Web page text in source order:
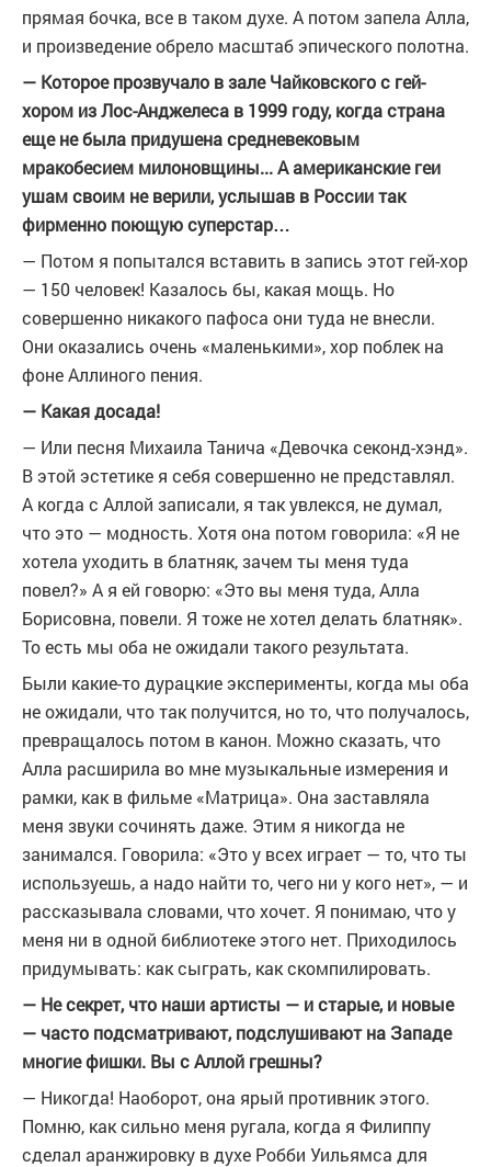
прямая бочка, все в таком духе. А потом запела Алла,
и произведение обрело масштаб эпического полотна.
— Которое прозвучало в зале Чайковского с гей-
хором из Лос-Анджелеса в 1999 году, когда страна
еще не была придушена средневековым
мракобесием милоновщины... А американские геи
ушам своим не верили, услышав в России так
фирменно поющую суперстар…
— Потом я попытался вставить в запись этот гей-хор
— 150 человек! Казалось бы, какая мощь. Но
совершенно никакого пафоса они туда не внесли.
Они оказались очень «маленькими», хор поблек на
фоне Аллиного пения.
— Какая досада!
— Или песня Михаила Танича «Девочка секонд-хэнд».
В этой эстетике я себя совершенно не представлял.
А когда с Аллой записали, я так увлекся, не думал,
что это — модность. Хотя она потом говорила: «Я не
хотела уходить в блатняк, зачем ты меня туда
повел?» А я ей говорю: «Это вы меня туда, Алла
Борисовна, повели. Я тоже не хотел делать блатняк».
То есть мы оба не ожидали такого результата.
Были какие-то дурацкие эксперименты, когда мы оба
не ожидали, что так получится, но то, что получалось,
превращалось потом в канон. Можно сказать, что
Алла расширила во мне музыкальные измерения и
рамки, как в фильме «Матрица». Она заставляла
меня звуки сочинять даже. Этим я никогда не
занимался. Говорила: «Это у всех играет — то, что ты
используешь, а надо найти то, чего ни у кого нет», — и
рассказывала словами, что хочет. Я понимаю, что у
меня ни в одной библиотеке этого нет. Приходилось
придумывать: как сыграть, как скомпилировать.
— Не секрет, что наши артисты — и старые, и новые
— часто подсматривают, подслушивают на Западе
многие фишки. Вы с Аллой грешны?
— Никогда! Наоборот, она ярый противник этого.
Помню, как сильно меня ругала, когда я Филиппу
сделал аранжировку в духе Робби Уильямса для